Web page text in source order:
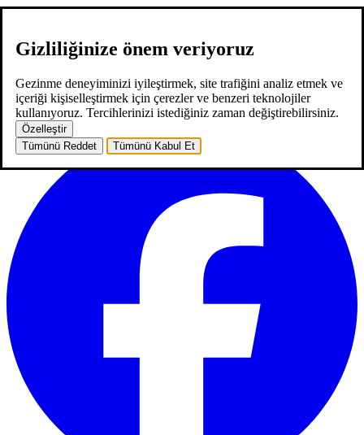
Gizliliğinize önem veriyoruz
Gezinme deneyiminizi iyileştirmek, site trafiğini analiz etmek ve
içeriği kişiselleştirmek için çerezler ve benzeri teknolojiler
kullanıyoruz. Tercihlerinizi istediğiniz zaman değiştirebilirsiniz.
Özelleştir
Tümünü Reddet
Tümünü Kabul Et
hakkımızdahizmetlerimizneler yaptıkkariyer2
EN
ana sayfahakkımızdahizmetlerimiz neler yaptıkkariyer2 blog
iletişim